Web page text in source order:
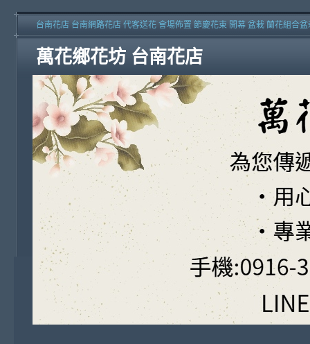
萬花鄉花坊 台南花店
台南花店 台南網路花店 代客送花 會場佈置 節慶花束 開幕 盆栽 蘭花組合